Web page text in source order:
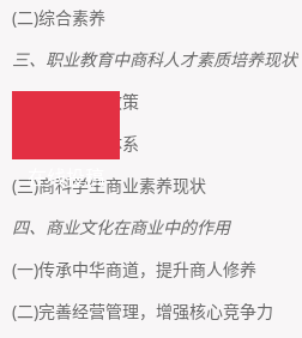
(二)综合素养
三、职业教育中商科人才素质培养现状
(一)国家教育政策
(二)人才培养体系
(三)商科学生商业素养现状
四、商业文化在商业中的作用
(一)传承中华商道，提升商人修养
(二)完善经营管理，增强核心竞争力
在线投稿